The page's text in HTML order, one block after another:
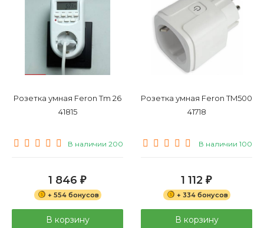
Розетка умная Feron Tm 26
41815
В наличии 200
1 846 ₽
+ 554 бонусов
В корзину
Розетка умная Feron TM500
41718
В наличии 100
1 112 ₽
+ 334 бонусов
В корзину